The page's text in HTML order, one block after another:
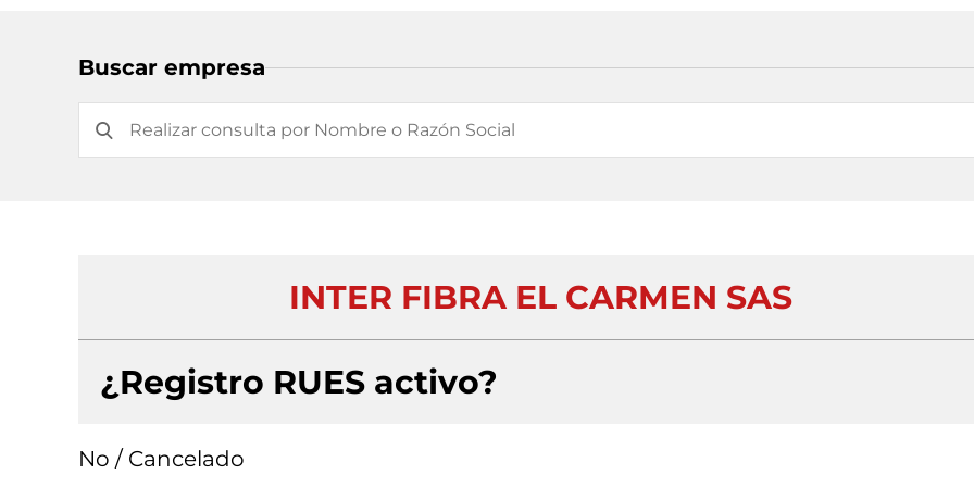
Buscar empresa
INTER FIBRA EL CARMEN SAS
¿Registro RUES activo?
No / Cancelado